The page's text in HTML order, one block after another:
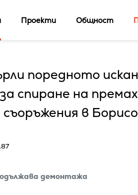
Проекти Общност
поредното
спиране на
в
демонтажа